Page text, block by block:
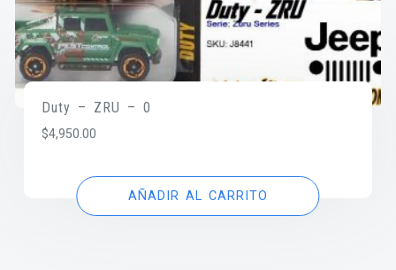
Duty – ZRU – 0
$4,950.00
AÑADIR AL CARRITO